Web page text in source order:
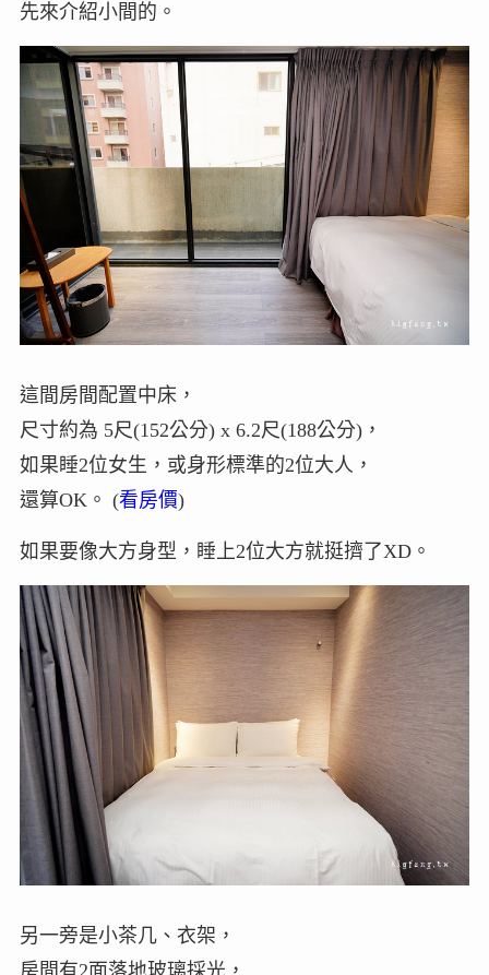
先來介紹小間的。
這間房間配置中床，
尺寸約為 5尺(152公分) x 6.2尺(188公分)，
如果睡2位女生，或身形標準的2位大人，
還算OK。 (看房價)
如果要像大方身型，睡上2位大方就挺擠了XD。
另一旁是小茶几、衣架，
房間有2面落地玻璃採光，